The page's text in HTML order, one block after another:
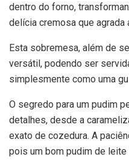
dentro do forno,
delícia cremosa que agrada
Esta sobremesa, além de
versátil, podendo ser
simplesmente como uma
O segredo para um pudim
detalhes, desde a
exato de cozedura. A
pois um bom pudim de